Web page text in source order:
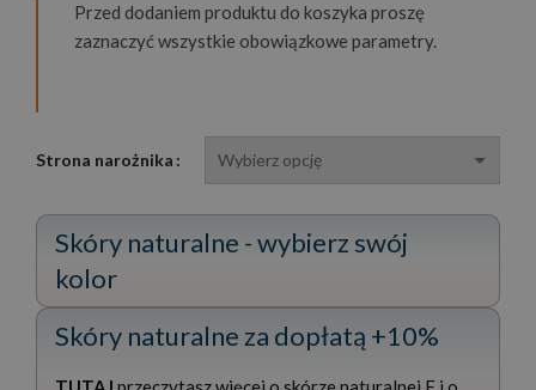
Przed dodaniem produktu do koszyka proszę
zaznaczyć wszystkie obowiązkowe parametry.
Strona narożnika
Skóry naturalne - wybierz swój
kolor
Skóry naturalne za dopłatą +10%